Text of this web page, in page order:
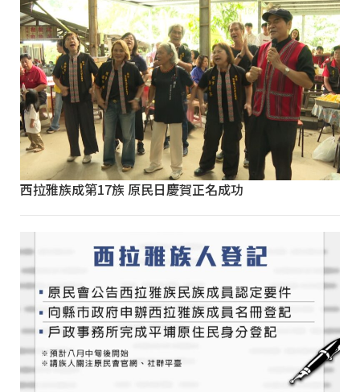
西拉雅族成第17族 原民日慶賀正名成功